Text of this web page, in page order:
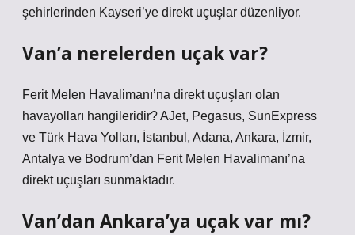
şehirlerinden Kayseri’ye direkt uçuşlar düzenliyor.
Van’a nerelerden uçak var?
Ferit Melen Havalimanı’na direkt uçuşları olan
havayolları hangileridir? AJet, Pegasus, SunExpress
ve Türk Hava Yolları, İstanbul, Adana, Ankara, İzmir,
Antalya ve Bodrum’dan Ferit Melen Havalimanı’na
direkt uçuşları sunmaktadır.
Van’dan Ankara’ya uçak var mı?